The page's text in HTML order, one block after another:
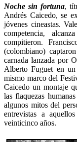
Noche sin fortuna,
Andrés Caicedo, se
jóvenes cineastas.
competencia,
compitieron.
(colombiano)
carnada lanzada por
Alberto Fuguet en
mismo marco del
Caicedo un montaje
las flaquezas
algunos mitos del
entrevistas a
veinticinco años.